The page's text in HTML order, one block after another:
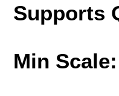
Supports
Min Scale: